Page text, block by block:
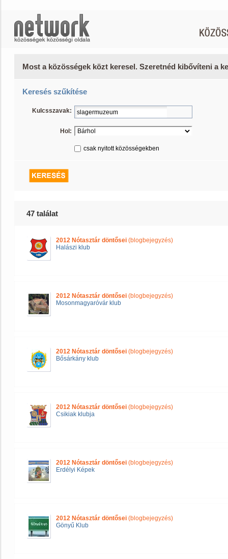
Most a közösségek közt keresel. Szeretnéd kibővíteni a
Keresés szűkítése
Kulcsszavak:
Hol:
csak nyitott közösségekben
47 találat
2012 Nótasztár döntősei (blogbejegyzés)
Halászi klub
2012 Nótasztár döntősei (blogbejegyzés)
Mosonmagyaróvár klub
2012 Nótasztár döntősei (blogbejegyzés)
Bősárkány klub
2012 Nótasztár döntősei (blogbejegyzés)
Csikiak klubja
2012 Nótasztár döntősei (blogbejegyzés)
Erdélyi Képek
2012 Nótasztár döntősei (blogbejegyzés)
Gönyű Klub